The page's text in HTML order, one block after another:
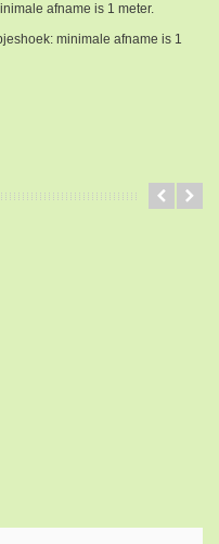
afname is 1 meter.
minimale afname is 1